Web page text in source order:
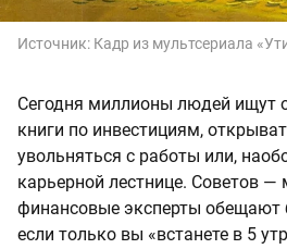
Источник: Кадр из мультсериала
Сегодня миллионы людей ищут
книги по инвестициям,
увольняться с работы или,
карьерной лестнице. Советов —
финансовые эксперты обещают
если только вы «встанете в 5